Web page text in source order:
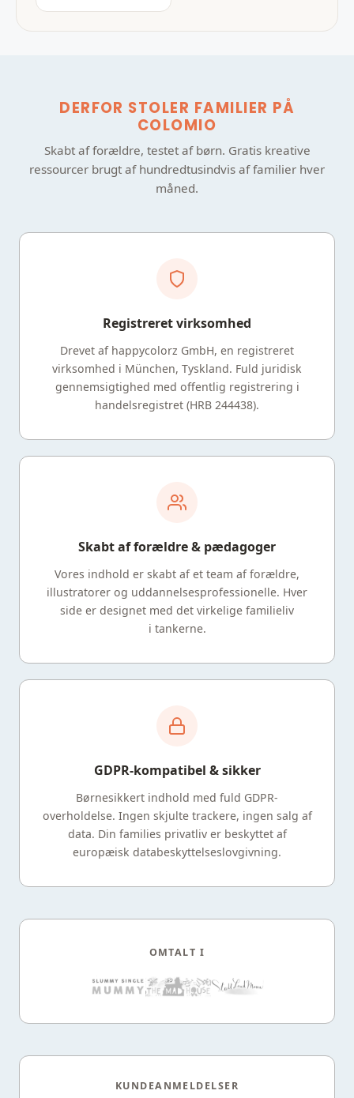
DERFOR STOLER FAMILIER PÅ
COLOMIO
Skabt af forældre, testet af børn. Gratis kreative
ressourcer brugt af hundredtusindvis af familier hver
måned.
Registreret virksomhed
Drevet af happycolorz GmbH, en registreret
virksomhed i München, Tyskland. Fuld juridisk
gennemsigtighed med offentlig registrering i
handelsregistret (HRB 244438).
Skabt af forældre & pædagoger
Vores indhold er skabt af et team af forældre,
illustratorer og uddannelsesprofessionelle. Hver
side er designet med det virkelige familieliv
i tankerne.
GDPR-kompatibel & sikker
Børnesikkert indhold med fuld GDPR-
overholdelse. Ingen skjulte trackere, ingen salg af
data. Din families privatliv er beskyttet af
europæisk databeskyttelseslovgivning.
OMTALT I
KUNDEANMELDELSER